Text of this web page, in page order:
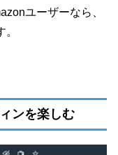
ユーザーなら、
ンを楽しむ